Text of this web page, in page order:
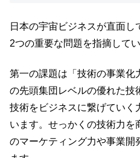
日本の宇宙ビジネスが直面
2つの重要な問題を指摘してい
第一の課題は「技術の事業化
の先頭集団レベルの優れた技
技術をビジネスに繋げていく
います。せっかくの技術力を
のマーケティング力や事業開